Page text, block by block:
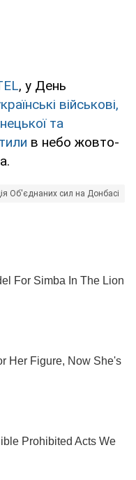
, у День
військові,
та
в небо жовто-
Об'єднаних сил на Донбасі